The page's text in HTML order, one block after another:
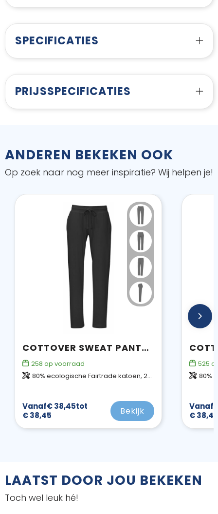
SPECIFICATIES
PRIJSSPECIFICATIES
ANDEREN BEKEKEN OOK
Op zoek naar nog meer inspiratie? Wij helpen je!
COTTOVER SWEAT PANTS MAN - GOTS GECERTIFICEERD
258 op voorraad
80% ecologische Fairtrade katoen, 20% gerecycleerd polyester
Vanaf€ 38,45tot
€ 38,45
Bekijk
525
80%
Vanaf
€ 38,45
LAATST DOOR JOU BEKEKEN
Toch wel leuk hé!